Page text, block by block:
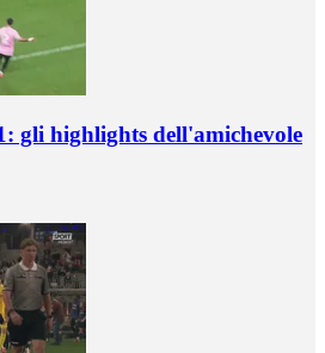
gli highlights dell'amichevole